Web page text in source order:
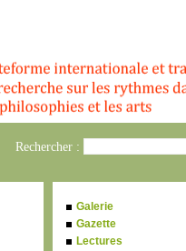
Rechercher :
Galerie
Gazette
Lectures